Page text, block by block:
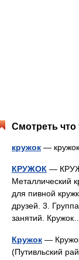
Смотреть что
кружок —
КРУЖОК —
Металлический
для пивной
друзей. 3.
занятий.
Кружок —
(Путивльский